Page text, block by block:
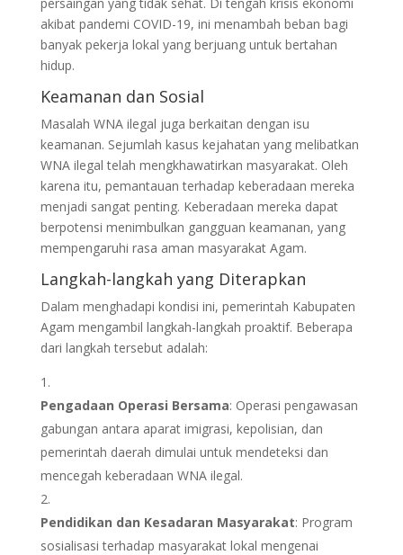
akibat pandemi COVID-19, ini menambah beban bagi
banyak pekerja lokal yang berjuang untuk bertahan
hidup.
Keamanan dan Sosial
Masalah WNA ilegal juga berkaitan dengan isu
keamanan. Sejumlah kasus kejahatan yang melibatkan
WNA ilegal telah mengkhawatirkan masyarakat. Oleh
karena itu, pemantauan terhadap keberadaan mereka
menjadi sangat penting. Keberadaan mereka dapat
berpotensi menimbulkan gangguan keamanan, yang
mempengaruhi rasa aman masyarakat Agam.
Langkah-langkah yang Diterapkan
Dalam menghadapi kondisi ini, pemerintah Kabupaten
Agam mengambil langkah-langkah proaktif. Beberapa
dari langkah tersebut adalah:
Pengadaan Operasi Bersama: Operasi pengawasan
gabungan antara aparat imigrasi, kepolisian, dan
pemerintah daerah dimulai untuk mendeteksi dan
mencegah keberadaan WNA ilegal.
Pendidikan dan Kesadaran Masyarakat: Program
sosialisasi terhadap masyarakat lokal mengenai